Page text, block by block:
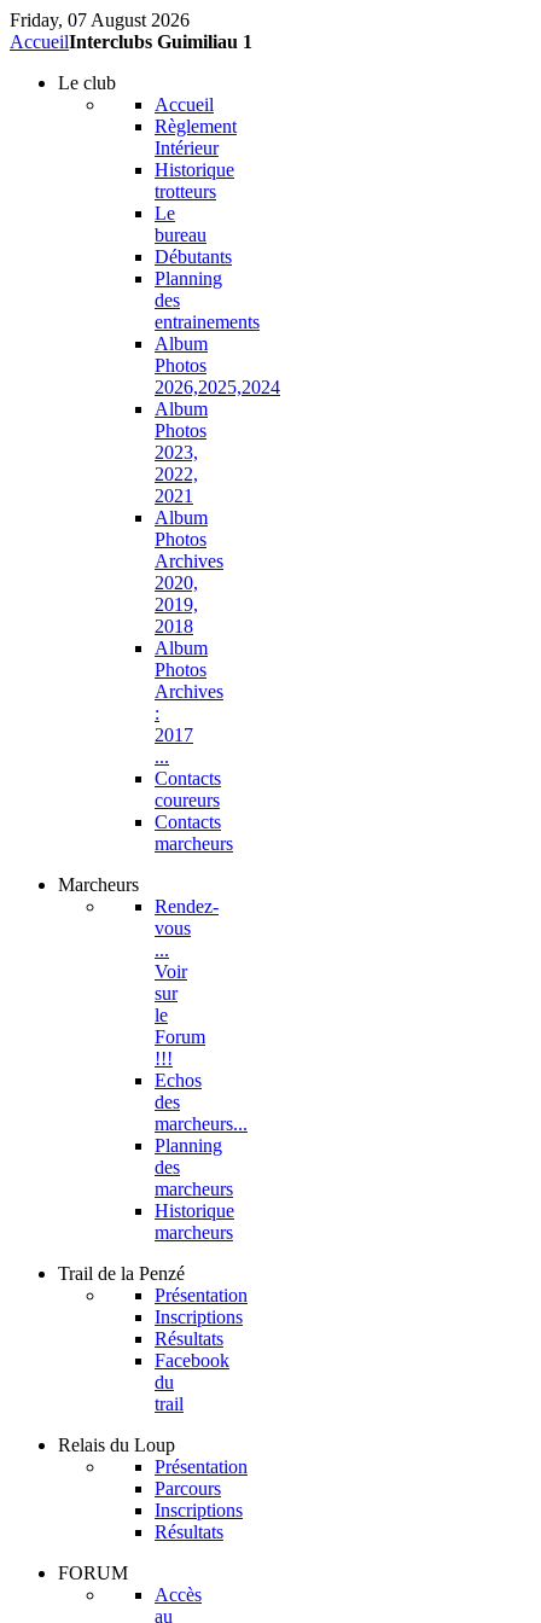
Friday, 07 August 2026
AccueilInterclubs Guimiliau 1
Le club
Accueil
Règlement
Intérieur
Historique
trotteurs
Le
bureau
Débutants
Planning
des
entrainements
Album
Photos
2026,2025,2024
Album
Photos
2023,
2022,
2021
Album
Photos
Archives
2020,
2019,
2018
Album
Photos
Archives
:
2017
...
Contacts
coureurs
Contacts
marcheurs
Marcheurs
Rendez-
vous
...
Voir
sur
le
Forum
!!!
Echos
des
marcheurs...
Planning
des
marcheurs
Historique
marcheurs
Trail de la Penzé
Présentation
Inscriptions
Résultats
Facebook
du
trail
Relais du Loup
Présentation
Parcours
Inscriptions
Résultats
FORUM
Accès
au